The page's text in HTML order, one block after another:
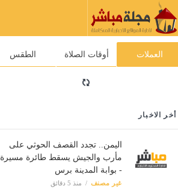
العملات أوقات الصلاة الطقس
أخر الاخبار
اليمن.. تجدد القصف الحوثي على
مأرب والجيش يسقط طائرة مسيرة
- بوابة المدينة برس
غير مصنف منذ 5 دقائق